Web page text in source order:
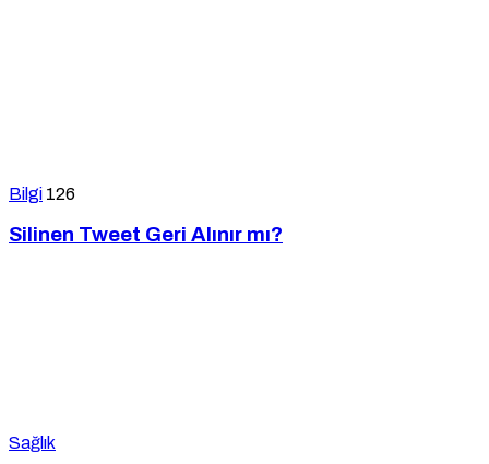
Bilgi 126
Silinen Tweet Geri Alınır mı?
Sağlık